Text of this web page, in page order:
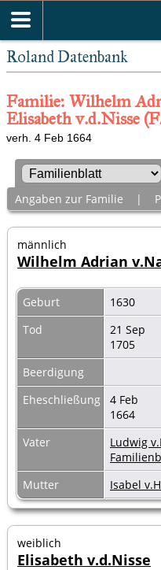
Roland Datenbank
Familie: Wilhelm
Elisabeth v.d.Nisse
verh. 4 Feb 1664
Angaben zur Familie |
männlich
Wilhelm Adrian
Geburt
1630
Tod
21 Sep
1705
Beerdigung
Eheschließung
4 Feb
1664
Vater
Ludwig
Mutter
Isabel
weiblich
Elisabeth v.d.Nisse